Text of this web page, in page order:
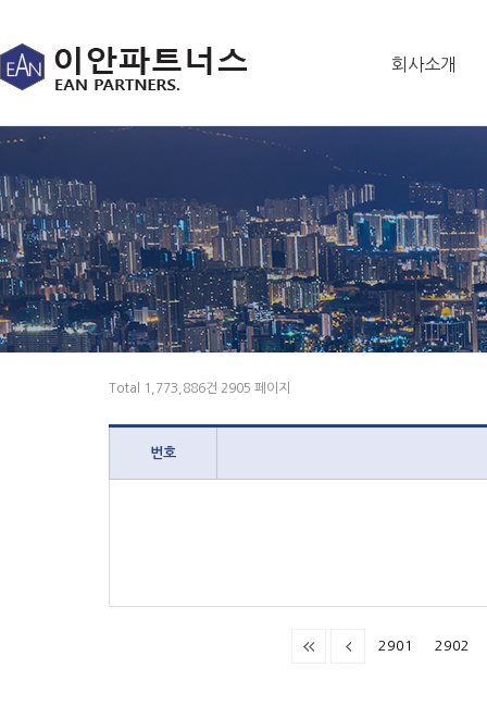
회사소개
Total 1,773,886건 2905 페이지
번호
2901 2902